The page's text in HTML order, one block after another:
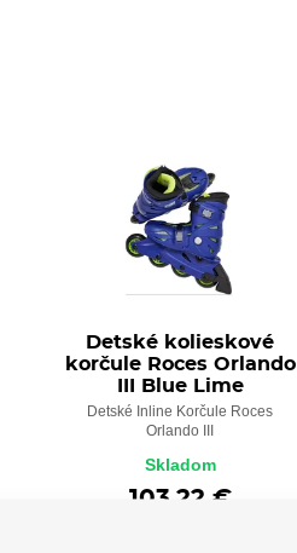
Detské kolieskové
korčule Roces Orlando
III Blue Lime
Detské Inline Korčule Roces
Orlando III
Skladom
103,22 €